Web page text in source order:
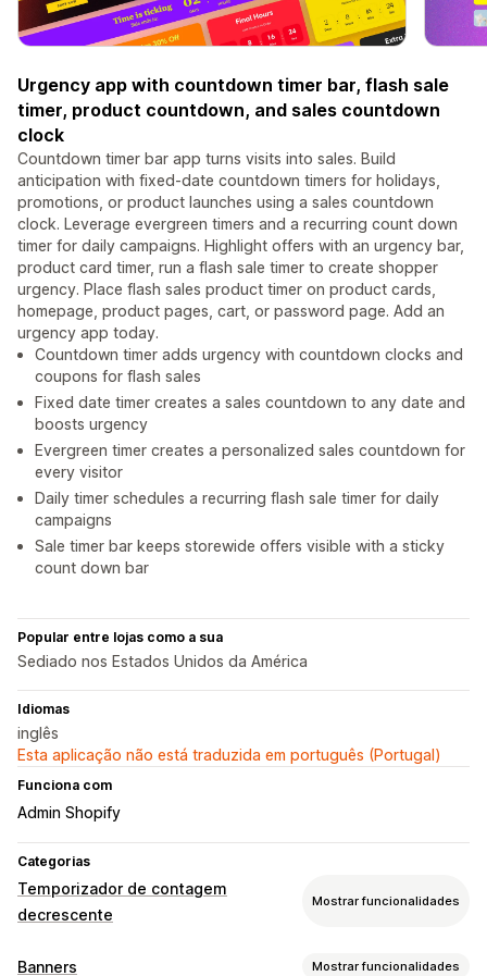
Urgency app with countdown timer bar, flash sale
timer, product countdown, and sales countdown
clock
Countdown timer bar app turns visits into sales. Build
anticipation with fixed-date countdown timers for holidays,
promotions, or product launches using a sales countdown
clock. Leverage evergreen timers and a recurring count down
timer for daily campaigns. Highlight offers with an urgency bar,
product card timer, run a flash sale timer to create shopper
urgency. Place flash sales product timer on product cards,
homepage, product pages, cart, or password page. Add an
urgency app today.
Countdown timer adds urgency with countdown clocks and
coupons for flash sales
Fixed date timer creates a sales countdown to any date and
boosts urgency
Evergreen timer creates a personalized sales countdown for
every visitor
Daily timer schedules a recurring flash sale timer for daily
campaigns
Sale timer bar keeps storewide offers visible with a sticky
count down bar
Popular entre lojas como a sua
Sediado nos Estados Unidos da América
Idiomas
inglês
Esta aplicação não está traduzida em português (Portugal)
Funciona com
Admin Shopify
Categorias
Temporizador de contagem
decrescente
Mostrar funcionalidades
Opções de apresentação
Banners Mostrar funcionalidades